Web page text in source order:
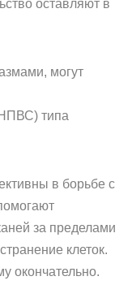
оставляют в
могут
типа
в борьбе с
за пределами
клеток.
окончательно.